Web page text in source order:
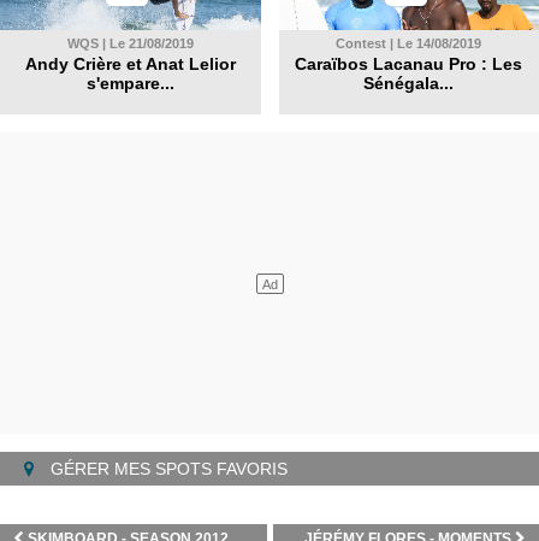
WQS | Le 21/08/2019
Andy Crière et Anat Lelior
s'empare...
Contest | Le 14/08/2019
Caraïbos Lacanau Pro : Les
Sénégala...
GÉRER MES SPOTS FAVORIS